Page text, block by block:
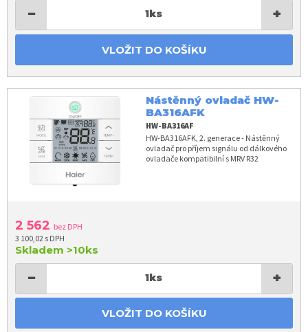
− 1ks +
VLOŽIT DO KOŠÍKU
Nástěnný ovladač HW-
BA316AFK
HW-BA316AF
HW-BA316AFK, 2. generace - Nástěnný
ovladač pro příjem signálu od dálkového
ovladače kompatibilní s MRV R32
2 562 bez DPH
3 100,02 s DPH
Skladem >10ks
− 1ks +
VLOŽIT DO KOŠÍKU